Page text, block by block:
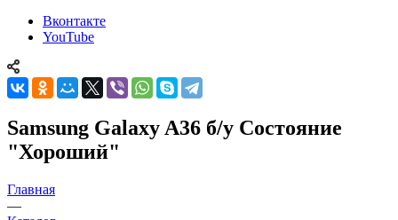
Вконтакте
YouTube
Samsung Galaxy A36 б/у Состояние
"Хороший"
Главная
—